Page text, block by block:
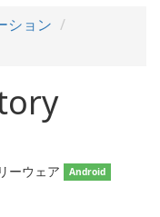
ション
ーウェア
Android